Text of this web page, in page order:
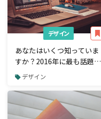
デザイン
あなたはいくつ知っていま
すか？2016年に最も話題に
なったWebデザイントレン
デザイン